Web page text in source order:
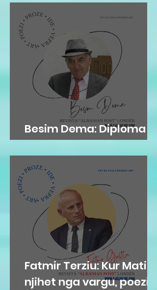
Besim Dema: Diploma
shkelqyshëm...
Fatmir Terziu: Kur Mati
njihet nga vargu, poezia